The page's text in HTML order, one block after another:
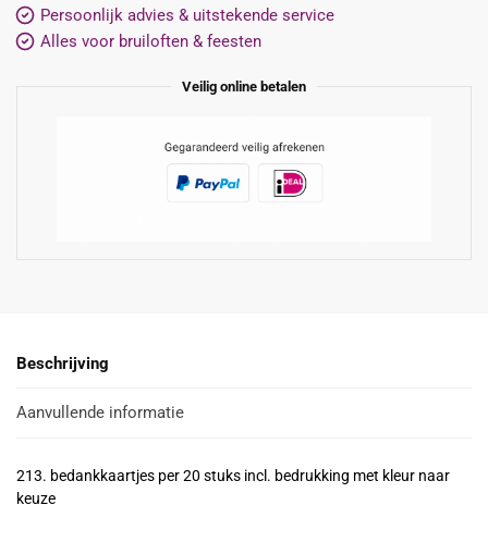
Persoonlijk advies & uitstekende service
Alles voor bruiloften & feesten
Veilig online betalen
Beschrijving
Aanvullende informatie
213. bedankkaartjes per 20 stuks incl. bedrukking met kleur naar
keuze